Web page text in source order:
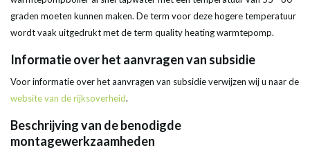
graden moeten kunnen maken. De term voor deze hogeretemperatuur
wordt vaak uitgedrukt met de term quality heatingwarmtepomp.
Informatieover het aanvragen van subsidie
Voorinformatieover het aanvragen van subsidieverwijzen wij u naar de
website van de rijksoverheid.
Beschrijvingvan de benodigde
montagewerkzaamheden